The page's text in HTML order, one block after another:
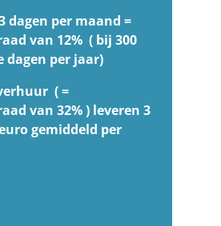
dagen per maand =
van 12% ( bij 300
dagen per jaar)
( =
van 32% ) leveren 3
gemiddeld per